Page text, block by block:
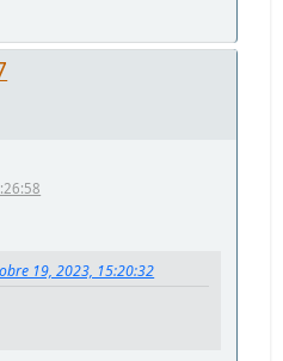
19, 2023, 15:20:32